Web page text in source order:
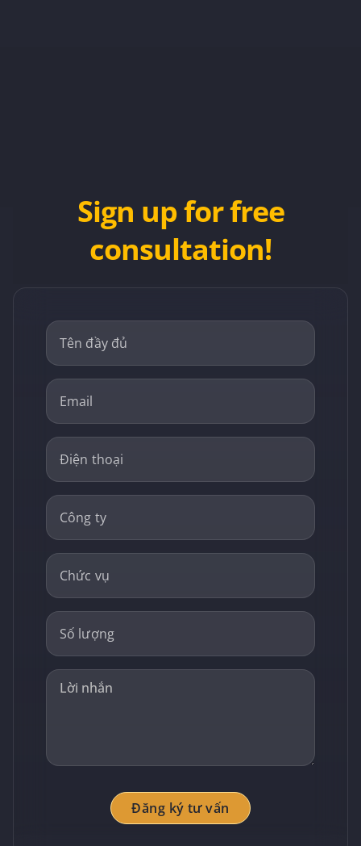
Sign up for free
consultation!
Tên đầy đủ
Email
Điện thoại
Công ty
Chức vụ
Số lượng
Đăng ký tư vấn